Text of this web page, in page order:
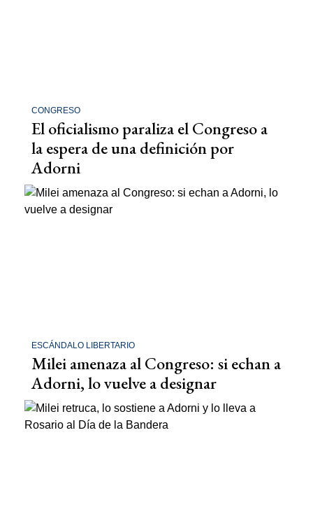
CONGRESO
El oficialismo paraliza el Congreso a
la espera de una definición por
Adorni
ESCÁNDALO LIBERTARIO
Milei amenaza al Congreso: si echan a
Adorni, lo vuelve a designar